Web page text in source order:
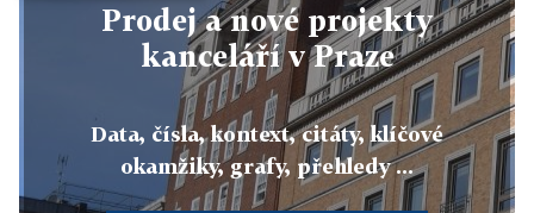
Prodej a nové projekty
kanceláří v Praze
Data, čísla, kontext, citáty, klíčové
okamžiky, grafy, přehledy ...